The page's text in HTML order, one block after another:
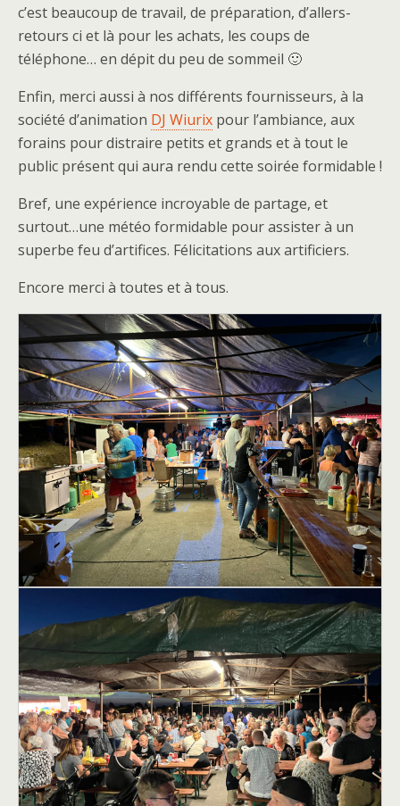
c’est beaucoup de travail, de préparation, d’allers-
retours ci et là pour les achats, les coups de
téléphone… en dépit du peu de sommeil 🙂
Enfin, merci aussi à nos différents fournisseurs, à la
société d’animation DJ Wiurix pour l’ambiance, aux
forains pour distraire petits et grands et à tout le
public présent qui aura rendu cette soirée formidable !
Bref, une expérience incroyable de partage, et
surtout…une météo formidable pour assister à un
superbe feu d’artifices. Félicitations aux artificiers.
Encore merci à toutes et à tous.